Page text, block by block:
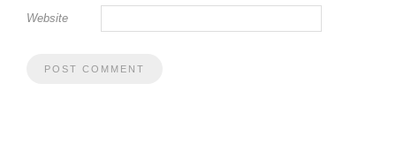
Website